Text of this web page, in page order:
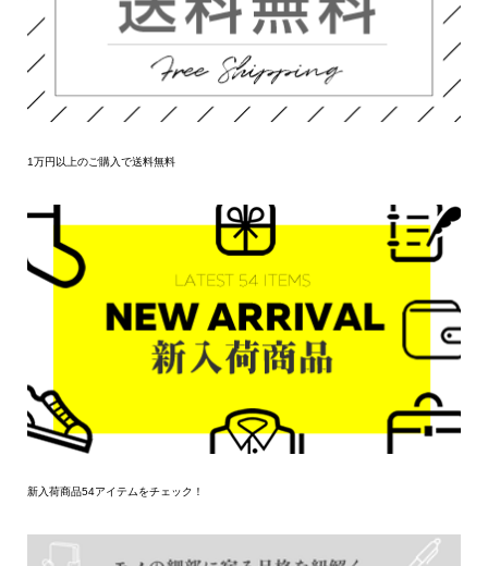
1万円以上のご購入で送料無料
新入荷商品54アイテムをチェック！